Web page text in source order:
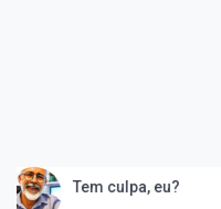
eu?